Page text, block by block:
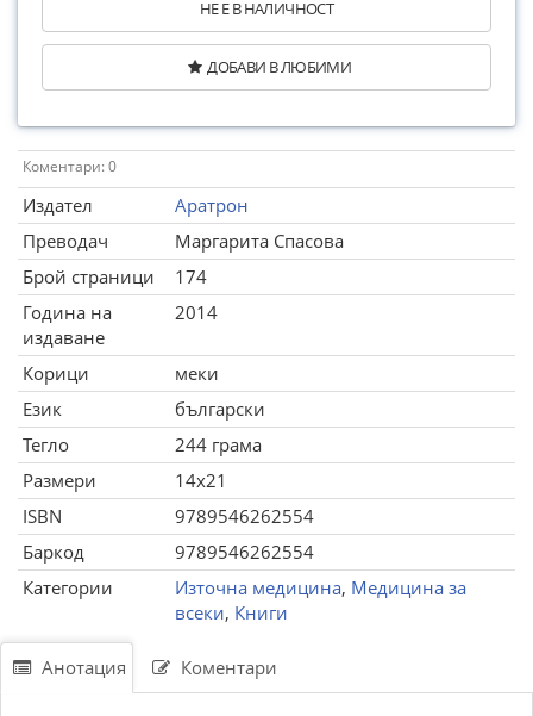
НЕ Е В НАЛИЧНОСТ
ДОБАВИ В ЛЮБИМИ
Коментари: 0
Издател
Аратрон
Преводач
Маргарита Спасова
Брой страници
174
Година на
издаване
2014
Корици
меки
Език
български
Тегло
244 грама
Размери
14x21
ISBN
9789546262554
Баркод
9789546262554
Категории
Източна медицина, Медицина за
всеки, Книги
Анотация Коментари